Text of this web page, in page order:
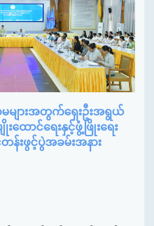
များအတွက်ရှေးဦးအရွယ်
ောင်ရေးနှင့်ဖွံ့ဖြိုးရေး
န်းဖွင့်ပွဲအခမ်းအနား